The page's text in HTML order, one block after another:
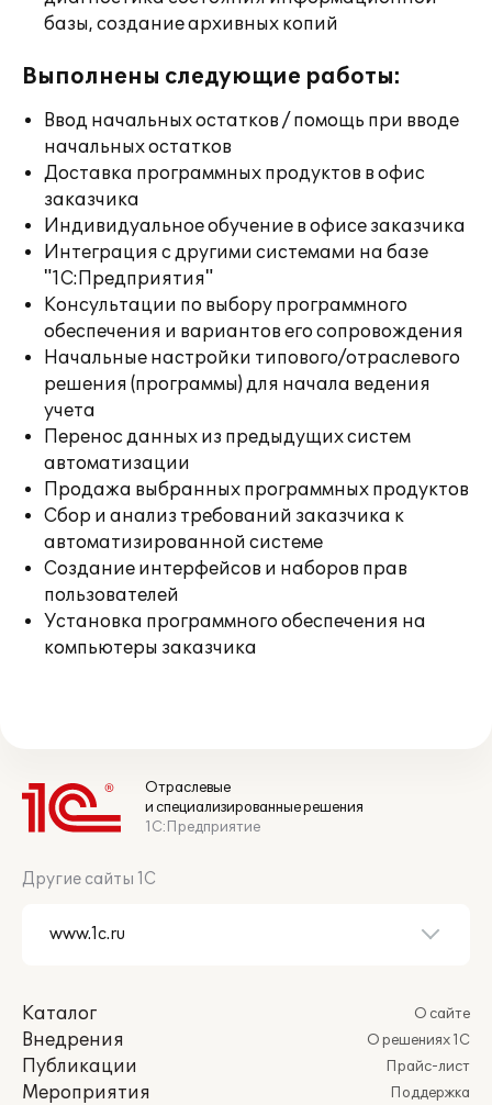
базы, создание архивных копий
Выполнены следующие работы:
Ввод начальных остатков / помощь при вводе
начальных остатков
Доставка программных продуктов в офис
заказчика
Индивидуальное обучение в офисе заказчика
Интеграция с другими системами на базе
"1С:Предприятия"
Консультации по выбору программного
обеспечения и вариантов его сопровождения
Начальные настройки типового/отраслевого
решения (программы) для начала ведения
учета
Перенос данных из предыдущих систем
автоматизации
Продажа выбранных программных продуктов
Сбор и анализ требований заказчика к
автоматизированной системе
Создание интерфейсов и наборов прав
пользователей
Установка программного обеспечения на
компьютеры заказчика
Отраслевые
и специализированные решения
1С:Предприятие
Другие сайты 1С
Каталог
Внедрения
Публикации
Мероприятия
О сайте
О решениях 1С
Прайс-лист
Поддержка